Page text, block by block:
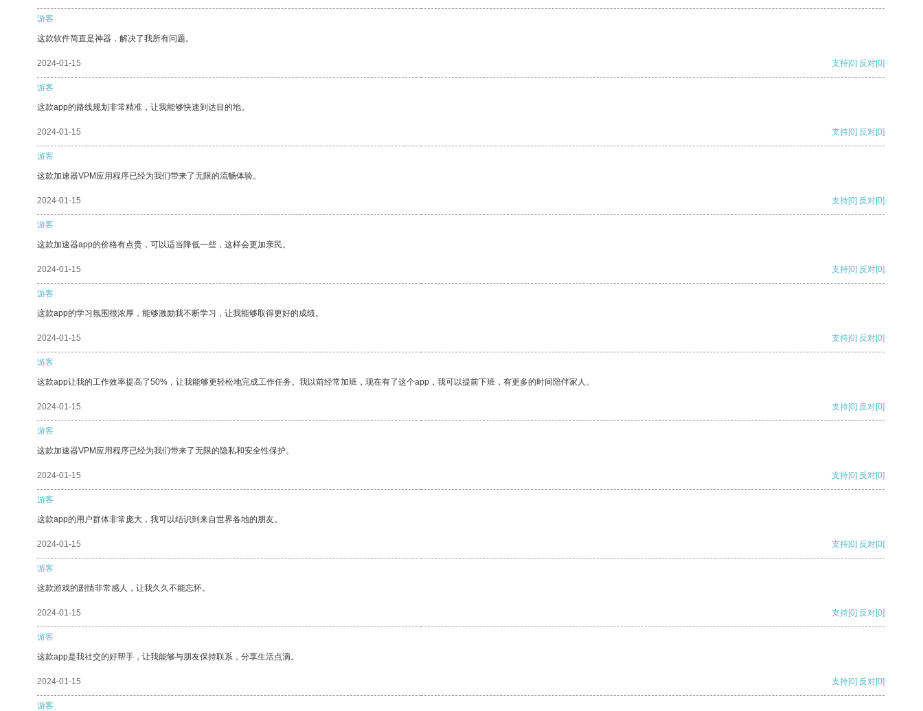
游客
这款软件简直是神器，解决了我所有问题。
2024-01-15 支持[0] 反对[0]
游客
这款app的路线规划非常精准，让我能够快速到达目的地。
2024-01-15 支持[0] 反对[0]
游客
这款加速器VPM应用程序已经为我们带来了无限的流畅体验。
2024-01-15 支持[0] 反对[0]
游客
这款加速器app的价格有点贵，可以适当降低一些，这样会更加亲民。
2024-01-15 支持[0] 反对[0]
游客
这款app的学习氛围很浓厚，能够激励我不断学习，让我能够取得更好的成绩。
2024-01-15 支持[0] 反对[0]
游客
这款app让我的工作效率提高了50%，让我能够更轻松地完成工作任务。我以前经常加班，现在有了这个app，我可以提前下班，有更多的时间陪伴家人。
2024-01-15 支持[0] 反对[0]
游客
这款加速器VPM应用程序已经为我们带来了无限的隐私和安全性保护。
2024-01-15 支持[0] 反对[0]
游客
这款app的用户群体非常庞大，我可以结识到来自世界各地的朋友。
2024-01-15 支持[0] 反对[0]
游客
这款游戏的剧情非常感人，让我久久不能忘怀。
2024-01-15 支持[0] 反对[0]
游客
这款app是我社交的好帮手，让我能够与朋友保持联系，分享生活点滴。
2024-01-15 支持[0] 反对[0]
游客